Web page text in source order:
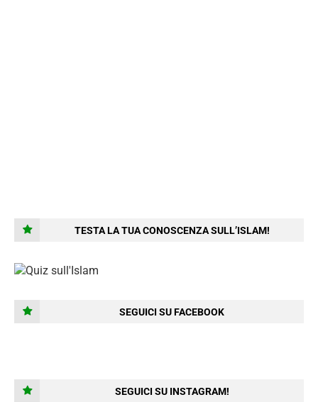
TESTA LA TUA CONOSCENZA SULL’ISLAM!
SEGUICI SU FACEBOOK
SEGUICI SU INSTAGRAM!